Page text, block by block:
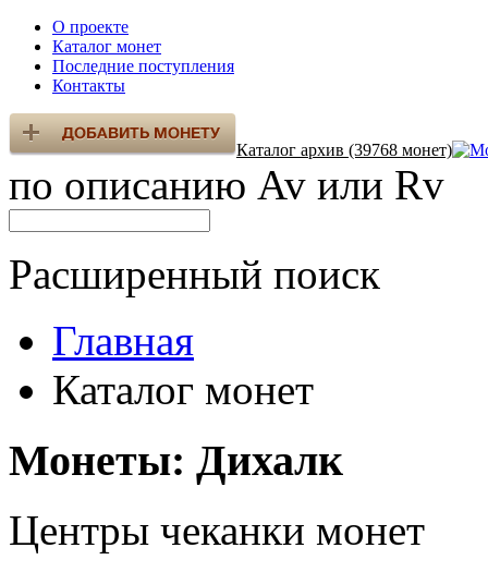
О проекте
Каталог монет
Последние поступления
Контакты
Каталог архив (39768 монет)
по описанию Av или Rv
Расширенный поиск
Главная
Каталог монет
Монеты: Дихалк
Центры чеканки монет